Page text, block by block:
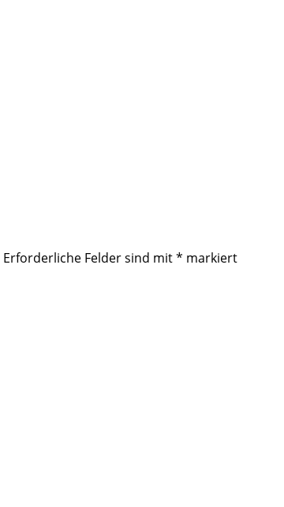
Erforderliche Felder sind mit* markiert